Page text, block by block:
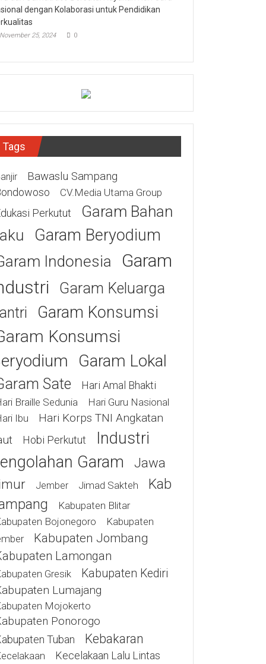
dengan Kolaborasi untuk Pendidikan
November 25, 2024 0
Tags
Bawaslu Sampang
CV.Media Utama Group
Perkutut
Garam Bahan
Garam Beryodium
Indonesia
Garam
Garam Keluarga
Garam Konsumsi
Konsumsi
Garam Lokal
Sate Hari Amal Bhakti
Braille Sedunia
Hari Guru Nasional
Ibu
Hari Korps TNI Angkatan
Hobi Perkutut
Industri
Garam
Jawa
Jember Jimad Sakteh
Kab
Kabupaten Blitar
Bojonegoro
Kabupaten
Kabupaten Jombang
Lamongan
Gresik
Kabupaten Kediri
Lumajang
Mojokerto
Ponorogo
Tuban Kebakaran
Kecelakaan Lalu Lintas